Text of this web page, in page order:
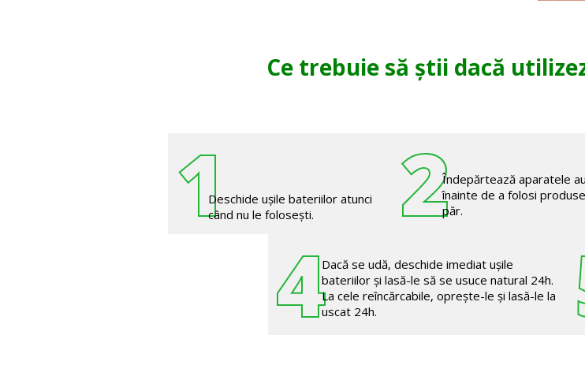
Ce trebuie să știi dacă
1Deschide ușile bateriilor atunci
când nu le folosești.
2Îndepărtează aparatele
înainte de a folosi
păr.
4Dacă se udă, deschide imediat ușile
bateriilor și lasă-le să se usuce natural 24h.
La cele reîncărcabile, oprește-le și lasă-le la
uscat 24h.